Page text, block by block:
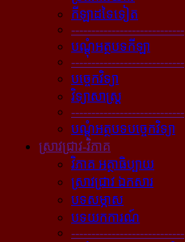
កីឡាដទៃទៀត
----------------------------
បណ្ដុំអត្ថបទកីឡា
----------------------------
បច្ចេកវិទ្យា
វិទ្យាសាស្ត្រ
----------------------------
បណ្ដុំអត្ថបទបច្ចេកវិទ្យា
ស្រាវជ្រាវ-វិភាគ
វិភាគ អត្ថាធិប្បាយ
ស្រាវជ្រាវ ឯកសារ
បទសម្ភាស
បទយកការណ៍
----------------------------